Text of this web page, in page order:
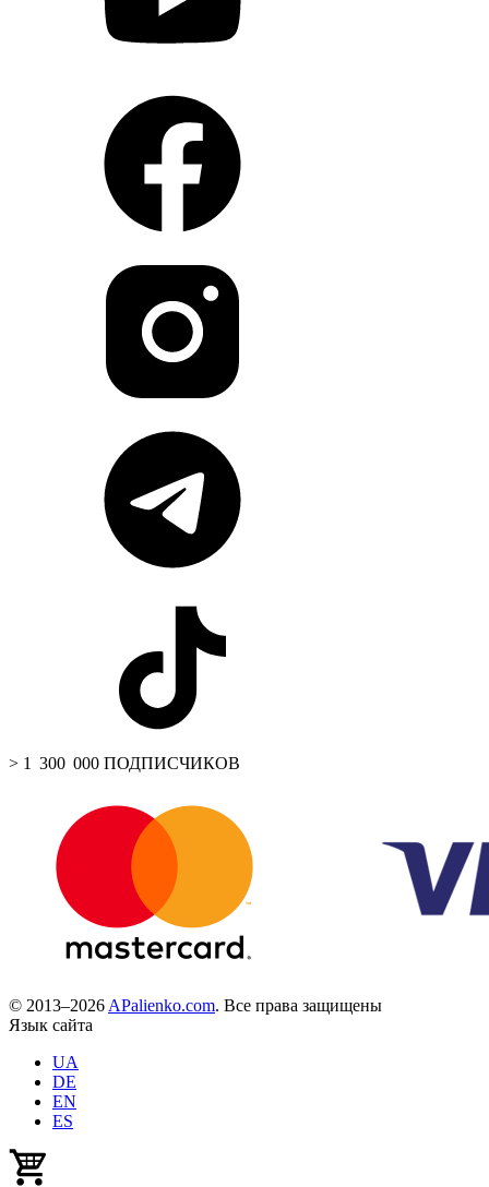
> 1 300 000 ПОДПИСЧИКОВ
© 2013–2026 APalienko.com. Все права защищены
Язык сайта
UA
DE
EN
ES